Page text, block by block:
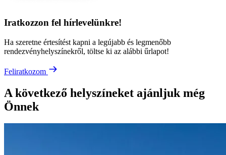
Iratkozzon fel hírlevelünkre!
Ha szeretne értesítést kapni a legújabb és legmenőbb
rendezvényhelyszínekről, töltse ki az alábbi űrlapot!
Feliratkozom
A következő helyszíneket ajánljuk még
Önnek